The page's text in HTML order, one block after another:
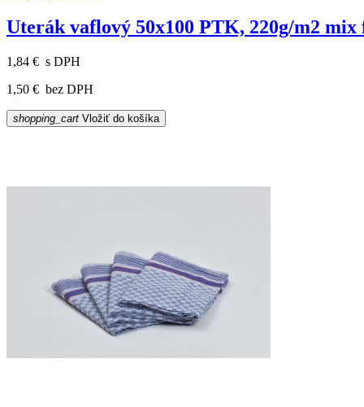
Uterák vaflový 50x100 PTK, 220g/m2 mix
1,84 € s DPH
1,50 € bez DPH
shopping_cart Vložiť do košíka